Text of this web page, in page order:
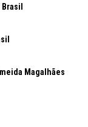
Magalhães